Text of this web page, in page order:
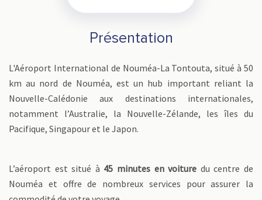
Présentation
L'Aéroport International de Nouméa-La Tontouta, situé à 50
km au nord de Nouméa, est un hub important reliant la
Nouvelle-Calédonie aux destinations internationales,
notamment l’Australie, la Nouvelle-Zélande, les îles du
Pacifique, Singapour et le Japon.
L’aéroport est situé à 45 minutes en voiture du centre de
Nouméa et offre de nombreux services pour assurer la